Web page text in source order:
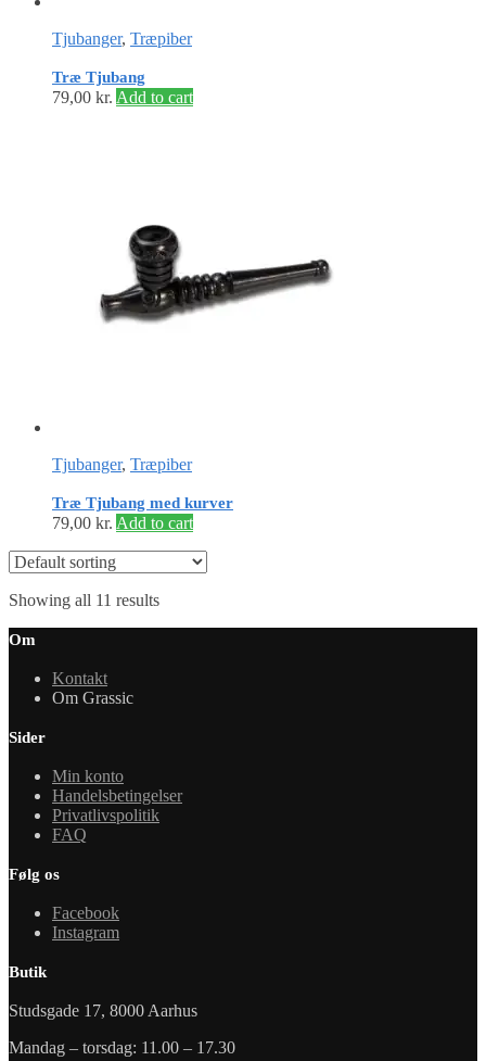
Tjubanger, Træpiber
Træ Tjubang
79,00 kr. Add to cart
Tjubanger, Træpiber
Træ Tjubang med kurver
79,00 kr. Add to cart
Showing all 11 results
Om
Kontakt
Om Grassic
Sider
Min konto
Handelsbetingelser
Privatlivspolitik
FAQ
Følg os
Facebook
Instagram
Butik
Studsgade 17, 8000 Aarhus
Mandag – torsdag: 11.00 – 17.30